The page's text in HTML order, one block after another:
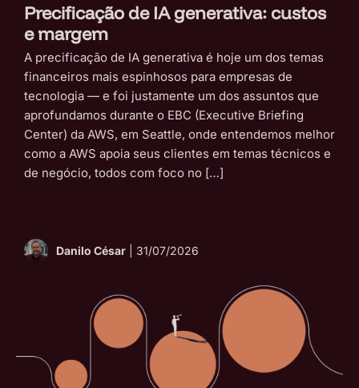
Precificação de IA generativa: custos
e margem
A precificação de IA generativa é hoje um dos temas
financeiros mais espinhosos para empresas de
tecnologia — e foi justamente um dos assuntos que
aprofundamos durante o EBC (Executive Briefing
Center) da AWS, em Seattle, onde entendemos melhor
como a AWS apoia seus clientes em temas técnicos e
de negócio, todos com foco no […]
Danilo César | 31/07/2026